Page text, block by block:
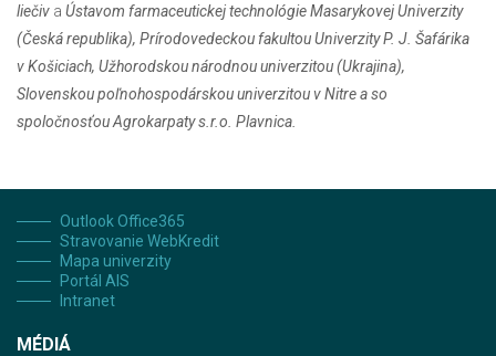
liečiv a Ústavom farmaceutickej technológie Masarykovej Univerzity
(Česká republika), Prírodovedeckou fakultou Univerzity P. J. Šafárika
v Košiciach, Užhorodskou národnou univerzitou (Ukrajina),
Slovenskou poľnohospodárskou univerzitou v Nitre a so
spoločnosťou Agrokarpaty s.r.o. Plavnica.
Outlook Office365
Stravovanie WebKredit
Mapa univerzity
Portál AIS
Intranet
MÉDIÁ